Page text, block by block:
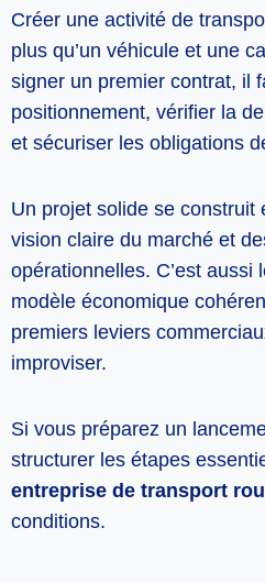
Créer une activité de
plus qu’un véhicule et une
signer un premier contrat, il
positionnement, vérifier la
et sécuriser les obligations
Un projet solide se construit
vision claire du marché et
opérationnelles. C’est aussi
modèle économique
premiers leviers
improviser.
Si vous préparez un
structurer les étapes
entreprise de transport
conditions.